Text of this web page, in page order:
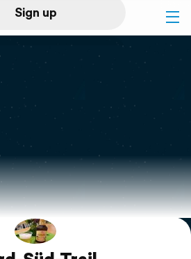
Sign up
Log in